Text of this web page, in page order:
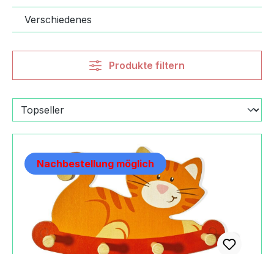
Verschiedenes
Produkte filtern
Nachbestellung möglich